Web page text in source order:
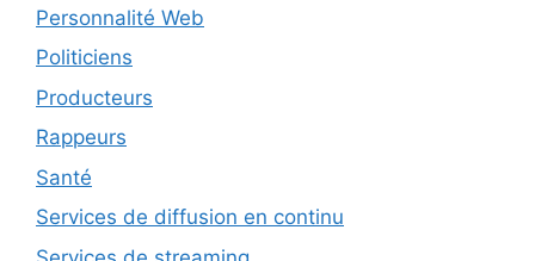
Personnalité Web
Politiciens
Producteurs
Rappeurs
Santé
Services de diffusion en continu